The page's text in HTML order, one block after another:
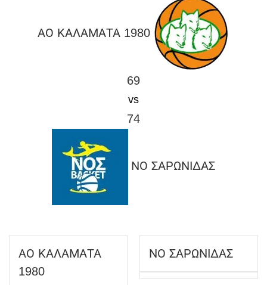
M
ΑΟ ΚΑΛΑΜΑΤΑ 1980
69
vs
74
ΝΟ ΣΑΡΩΝΙΔΑΣ
ΑΟ ΚΑΛΑΜΑΤΑ
1980
ΝΟ ΣΑΡΩΝΙΔΑΣ